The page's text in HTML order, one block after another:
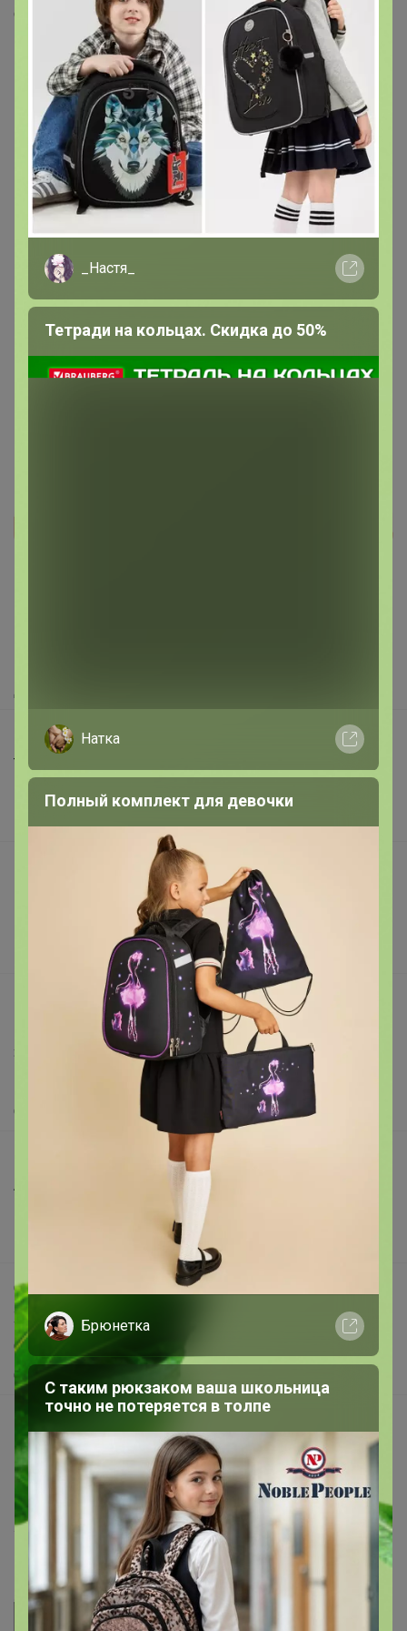
Скопировать ссылку
Медали 30
Номинировать на медаль
9
1 1 1
1 1 1
Доставка
Шоурумы
Торговые марки
Наша команда
В наличии
Подарочные сертификаты
support@24-ok.ru
Написать в поддержку
Защита покупателя
О нас
Анонсы
Самое выгодное
Хиты продаж
Самое желанное
Самое быстрое
Начать зарабатывать с 24-ok
Picabox.ru - Лучшее место для ваших изображений
Розыгрыш - Генератор случайных чисел
Пульс нашего маркетплейса
Укорачиватель ссылок
_Настя_
Тетради на кольцах. Скидка до 50%
Натка
Полный комплект для девочки
Брюнетка
С таким рюкзаком ваша школьница
точно не потеряется в толпе